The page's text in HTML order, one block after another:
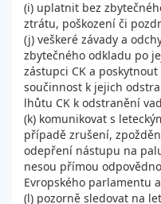
(i) uplatnit bez
ztrátu, poškození či
(j) veškeré závady a
zbytečného odkladu po
zástupci CK a
součinnost k jejich
lhůtu CK k odstranění
(k) komunikovat s
případě zrušení,
odepření nástupu na
nesou přímou
Evropského parlamentu
(l) pozorně sledovat na